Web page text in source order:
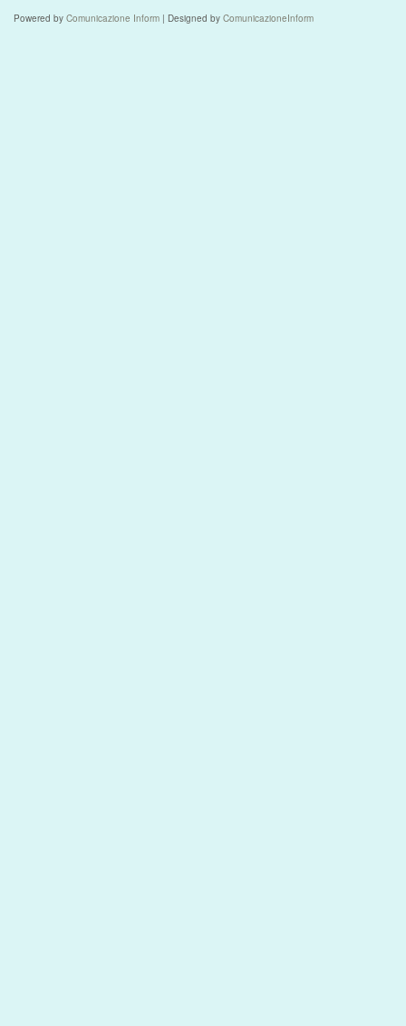
Powered by Comunicazione Inform | Designed by ComunicazioneInform